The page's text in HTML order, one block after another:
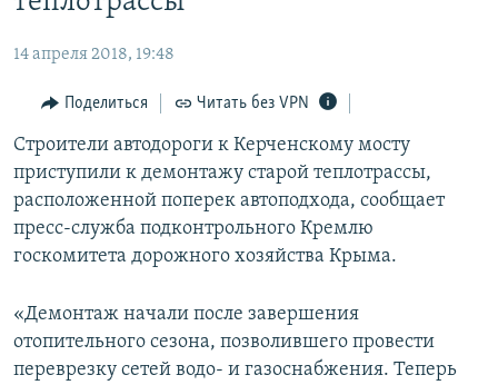
главной
Вернутся
поиску
ИНТЕРАКТИВ
ИНФОГРАФИКА
ТЕЛЕПРОЕКТ КРЫМ.РЕАЛИИ
СОВЕТЫ ПРАВОЗАЩИТНИКОВ
ПРОПАВШИЕ БЕЗ ВЕСТИ
ПОБЕДИТЕЛЕЙ НЕ СУДЯТ?
КРЫМ.НЕПОКОРЕННЫЙ
ELIFBE
РАДІО СВОБОДА
КАК ОБОЙТИ БЛОКИРОВКУ
Українською
Qırımtatar
ПРИСОЕДИНЯЙТЕСЬ!
14 апреля 2018, 19:48
Поделиться Читать без VPN
Строители автодороги к Керченскому мосту
приступили к демонтажу старой теплотрассы,
расположенной поперек автоподхода, сообщает
пресс-служба подконтрольного Кремлю
госкомитета дорожного хозяйства Крыма.
«Демонтаж начали после завершения
отопительного сезона, позволившего провести
переврезку сетей водо- и газоснабжения. Теперь